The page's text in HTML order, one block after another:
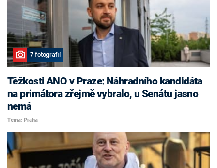
7 fotografií
Těžkosti ANO v Praze: Náhradního kandidáta
na primátora zřejmě vybralo, u Senátu jasno
nemá
Téma: Praha